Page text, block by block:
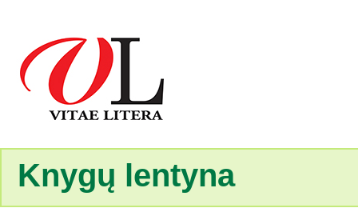
Knygų lentyna